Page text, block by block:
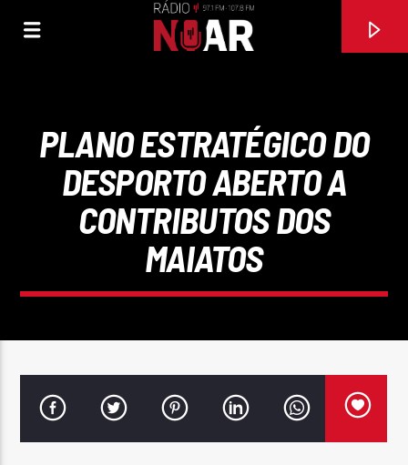
FAIXA ATUAL
DOUTOR E DOENTE (FEAT RUIZINHO DE PENACOVA)
MALHEIRO DE VILA VERDE
PLANO ESTRATÉGICO DO
DESPORTO ABERTO A
CONTRIBUTOS DOS
MAIATOS